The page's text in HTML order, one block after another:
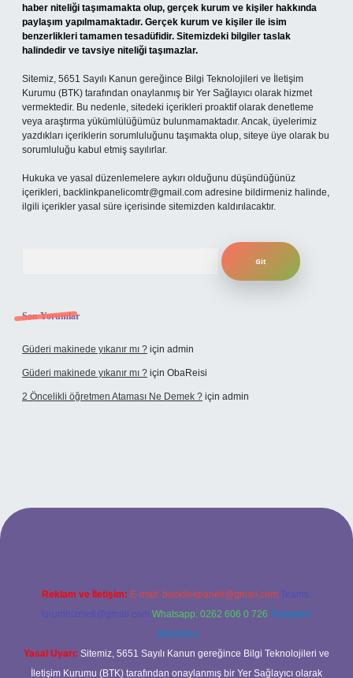
haber niteliği taşımamakta olup, gerçek kurum ve kişiler hakkında
paylaşım yapılmamaktadır. Gerçek kurum ve kişiler ile isim
benzerlikleri tamamen tesadüfidir. Sitemizdeki bilgiler taslak
halindedir ve tavsiye niteliği taşımazlar.
Sitemiz, 5651 Sayılı Kanun gereğince Bilgi Teknolojileri ve İletişim
Kurumu (BTK) tarafından onaylanmış bir Yer Sağlayıcı olarak hizmet
vermektedir. Bu nedenle, sitedeki içerikleri proaktif olarak denetleme
veya araştırma yükümlülüğümüz bulunmamaktadır. Ancak, üyelerimiz
yazdıkları içeriklerin sorumluluğunu taşımakta olup, siteye üye olarak bu
sorumluluğu kabul etmiş sayılırlar.
Hukuka ve yasal düzenlemelere aykırı olduğunu düşündüğünüz
içerikleri, backlinkpanelicomtr@gmail.com adresine bildirmeniz halinde,
ilgili içerikler yasal süre içerisinde sitemizden kaldırılacaktır.
Son Yorumlar
Güderi makinede yıkanır mı ? için admin
Güderi makinede yıkanır mı ? için ObaReisi
2 Öncelikli öğretmen Ataması Ne Demek ? için admin
Reklam ve İletişim: E-mail: backlinkpaneli@gmail.com Teams:
forumhizmeti@gmail.com Whatsapp: 0262 606 0 726 Telegram:
@karabul
Yasal Uyarı: Sitemiz, 5651 Sayılı Kanun gereğince Bilgi Teknolojileri ve
İletişim Kurumu (BTK) tarafından onaylanmış bir Yer Sağlayıcı olarak